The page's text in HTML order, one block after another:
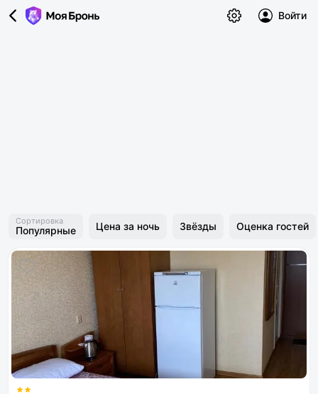
Войти
Сортировка
Популярные Цена за ночь Звёзды Оценка гостей